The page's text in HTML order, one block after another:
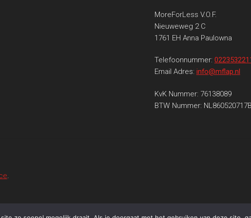
MoreForLess V.O.F.
Nieuweweg 2 C
1761 EH Anna Paulowna
Telefoonnummer:
Email Adres: info@mflap.nl
KvK Nummer: 76138089
BTW Nummer:
.